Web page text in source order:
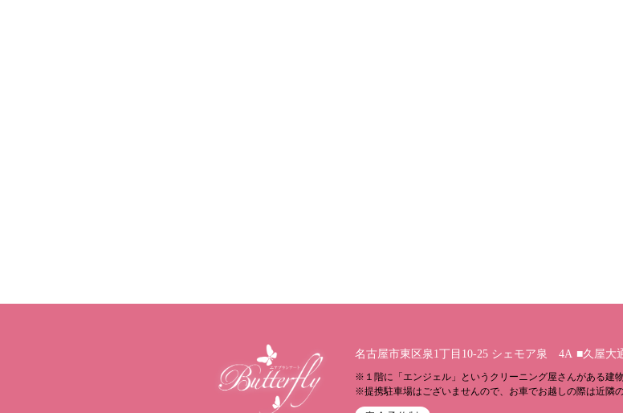
名古屋市東区泉1丁目10-25 シェモア泉 4A ■久屋大
※１階に「エンジェル」というクリーニング屋さんがある建物
※提携駐車場はございませんので、お車でお越しの際は近隣